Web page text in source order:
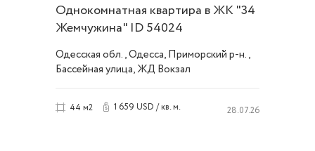
Однокомнатная квартира в ЖК "34
Жемчужина" ID 54024
Одесская обл., Одесса, Приморский р-н.,
Бассейная улица, ЖД Вокзал
44 м2 1 659 USD / кв. м. 28.07.26